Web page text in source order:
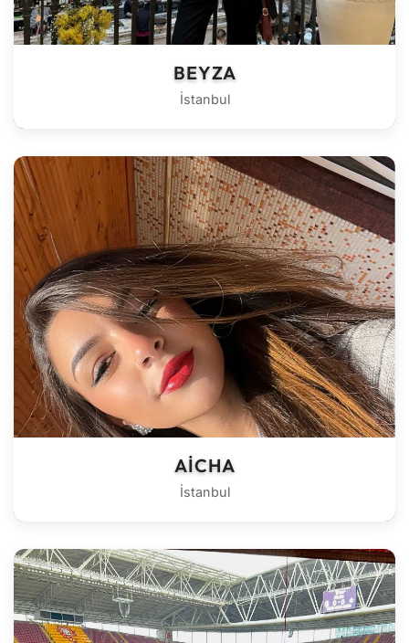
BEYZA
İstanbul
AICHA
İstanbul